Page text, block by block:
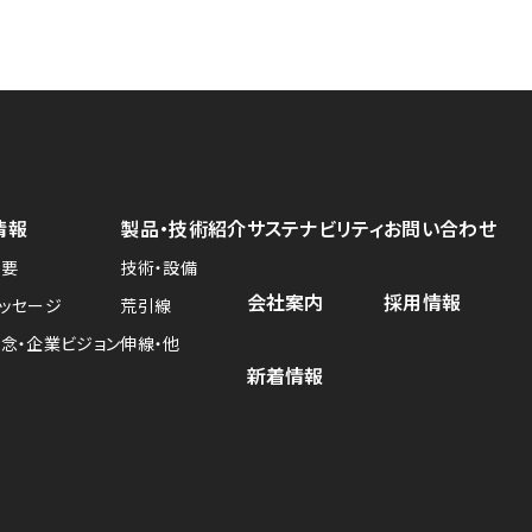
報
セージ
・企業ビジョン
製品・技術紹介
技術・設備
荒引線
伸線・他
サステナビリティ
会社案内
新着情報
お問い合わせ
採用情報